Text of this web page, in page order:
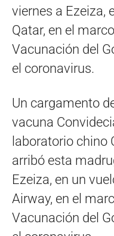
viernes a Ezeiza,
Qatar, en el
Vacunación del
el coronavirus.
Un cargamento
vacuna
laboratorio chino
arribó esta
Ezeiza, en un
Airway, en el
Vacunación del